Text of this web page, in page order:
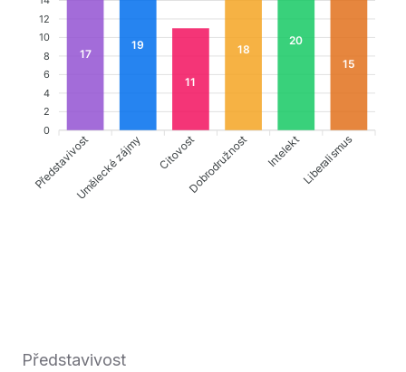
12
10
8
6
4
2
0
17
19
11
18
20
15
PředstavivostUmělecké zájmy CitovostDobrodružnost IntelektLiberalismus
Představivost